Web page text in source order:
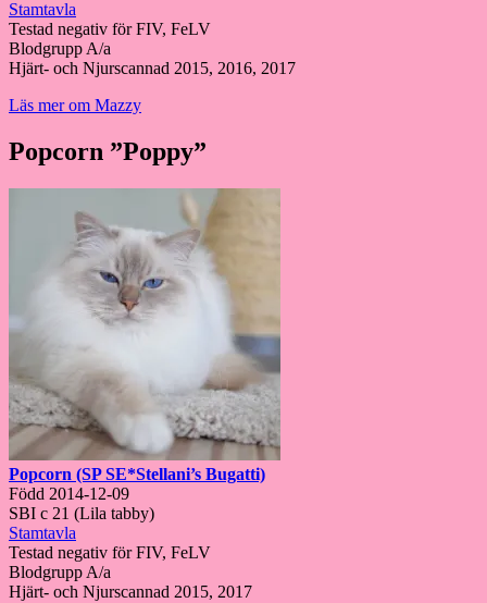
Stamtavla
Testad negativ för FIV, FeLV
Blodgrupp A/a
Hjärt- och Njurscannad 2015, 2016, 2017
Läs mer om Mazzy
Popcorn ”Poppy”
Popcorn (SP SE*Stellani’s Bugatti)
Född 2014-12-09
SBI c 21 (Lila tabby)
Stamtavla
Testad negativ för FIV, FeLV
Blodgrupp A/a
Hjärt- och Njurscannad 2015, 2017